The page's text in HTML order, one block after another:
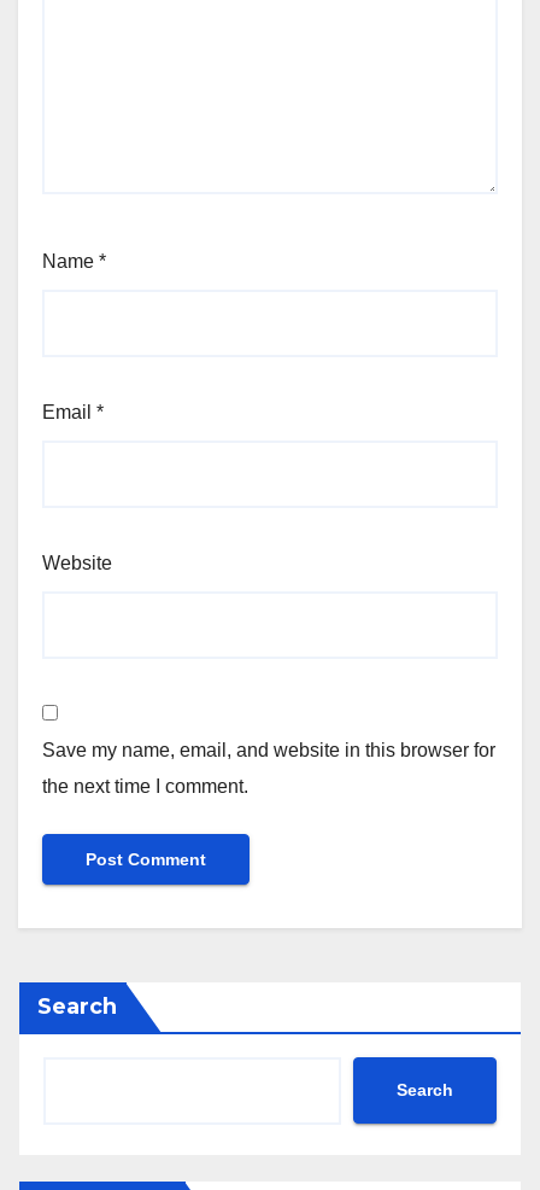
Name *
Email *
Website
Save my name, email, and website in this browser for
the next time I comment.
Search
Search